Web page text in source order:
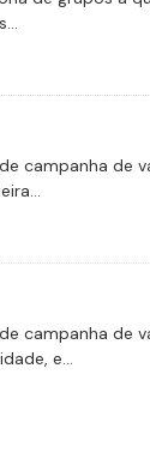
campanha de
campanha de
e...